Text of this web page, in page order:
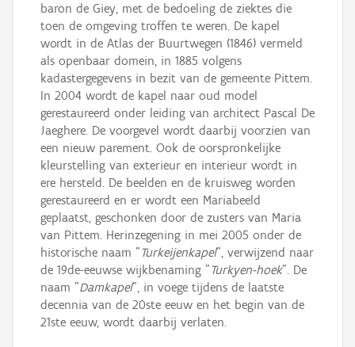
baron de Giey, met de bedoeling de ziektes die
toen de omgeving troffen te weren. De kapel
wordt in de Atlas der Buurtwegen (1846) vermeld
als openbaar domein, in 1885 volgens
kadastergegevens in bezit van de gemeente Pittem.
In 2004 wordt de kapel naar oud model
gerestaureerd onder leiding van architect Pascal De
Jaeghere. De voorgevel wordt daarbij voorzien van
een nieuw parement. Ook de oorspronkelijke
kleurstelling van exterieur en interieur wordt in
ere hersteld. De beelden en de kruisweg worden
gerestaureerd en er wordt een Mariabeeld
geplaatst, geschonken door de zusters van Maria
van Pittem. Herinzegening in mei 2005 onder de
historische naam "Turkeijenkapel", verwijzend naar
de 19de-eeuwse wijkbenaming "Turkyen-hoek". De
naam "Damkapel", in voege tijdens de laatste
decennia van de 20ste eeuw en het begin van de
21ste eeuw, wordt daarbij verlaten.